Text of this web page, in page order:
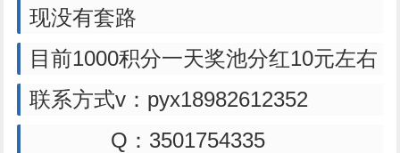
现没有套路
目前1000积分一天奖池分红10元左右
联系方式v：pyx18982612352
Q：3501754335